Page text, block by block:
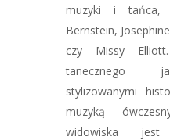
muzyki i tańca,
Bernstein,
czy Missy
tanecznego
stylizowanymi
muzyką
widowiska jest